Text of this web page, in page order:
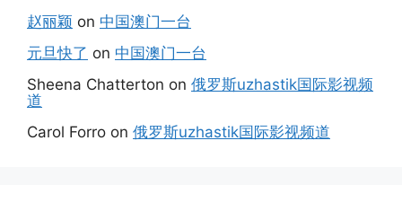
赵丽颖 on 中国澳门一台
元旦快了 on 中国澳门一台
Sheena Chatterton on 俄罗斯uzhastik国际影视频
道
Carol Forro on 俄罗斯uzhastik国际影视频道